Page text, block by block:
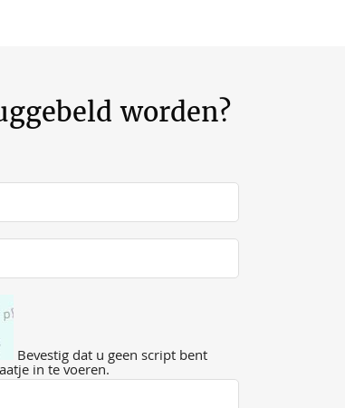
worden?
Bevestig dat u geen script bent
in te voeren.